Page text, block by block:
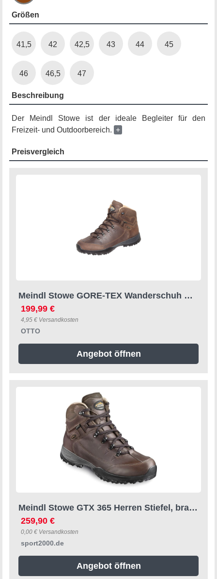
Größen
41,5 42 42,5 43 44 45
46 46,5 47
Beschreibung
Der Meindl Stowe ist der ideale Begleiter für den
Freizeit- und Outdoorbereich. +
Preisvergleich
Meindl Stowe GORE-TEX Wanderschuh GORE-TEX® – Winddicht, wasserdicht und atmungsaktiv
199,99 €
4,95 € Versandkosten
OTTO
Angebot öffnen
Meindl Stowe GTX 365 Herren Stiefel, braun, Größe 47 47
259,90 €
0,00 € Versandkosten
sport2000.de
Angebot öffnen